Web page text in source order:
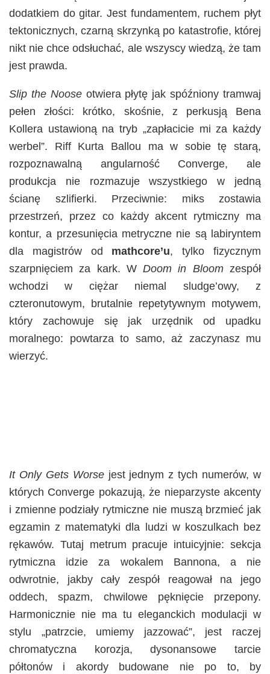
dodatkiem do gitar. Jest fundamentem, ruchem płyt
tektonicznych, czarną skrzynką po katastrofie, której
nikt nie chce odsłuchać, ale wszyscy wiedzą, że tam
jest prawda.
Slip the Nooseotwiera płytę jak spóźniony tramwaj
pełen złości: krótko, skośnie, z perkusją Bena
Kollera ustawioną na tryb „zapłacicie mi za każdy
werbel”. Riff Kurta Ballou ma w sobie tę starą,
rozpoznawalną angularność Converge, ale
produkcja nie rozmazuje wszystkiego w jedną
ścianę szlifierki. Przeciwnie: miks zostawia
przestrzeń, przez co każdy akcent rytmiczny ma
kontur, a przesunięcia metryczne nie są labiryntem
dla magistrów od mathcore’u, tylko fizycznym
szarpnięciem za kark. WDoom in Bloomzespół
wchodzi w ciężar niemal sludge’owy, z
czteronutowym, brutalnie repetytywnym motywem,
który zachowuje się jak urzędnik od upadku
moralnego: powtarza to samo, aż zaczynasz mu
wierzyć.
It Only Gets Worsejest jednym z tych numerów, w
których Converge pokazują, że nieparzyste akcenty
i zmienne podziały rytmiczne nie muszą brzmieć jak
egzamin z matematyki dla ludzi w koszulkach bez
rękawów. Tutaj metrum pracuje intuicyjnie: sekcja
rytmiczna idzie za wokalem Bannona, a nie
odwrotnie, jakby cały zespół reagował na jego
oddech, spazm, chwilowe pęknięcie przepony.
Harmonicznie nie ma tu eleganckich modulacji w
stylu „patrzcie, umiemy jazzować”, jest raczej
chromatyczna korozja, dysonansowe tarcie
półtonów i akordy budowane nie po to, by